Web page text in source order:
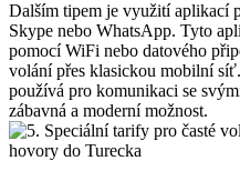
Dalším tipem je využití aplikací
Skype nebo WhatsApp. Tyto
pomocí WiFi nebo datového
volání přes klasickou mobilní
používá pro komunikaci se
zábavná a moderní možnost.